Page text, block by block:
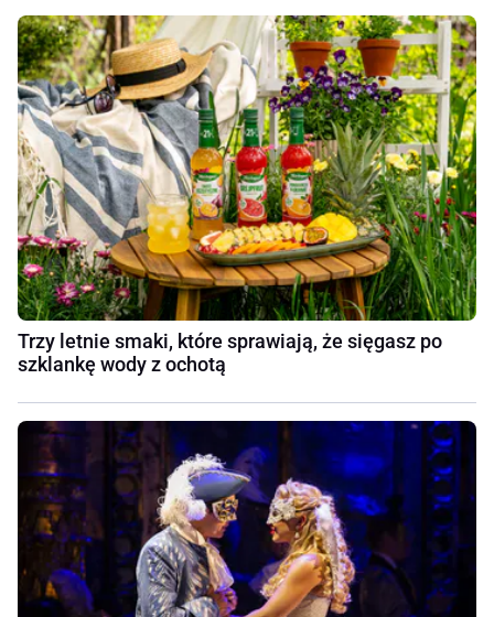
Trzy letnie smaki, które sprawiają, że sięgasz po
szklankę wody z ochotą